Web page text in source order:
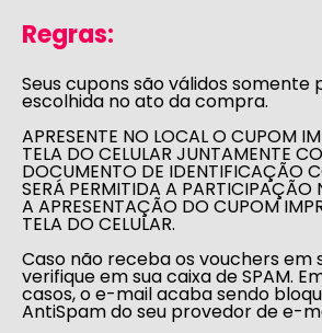
Regras:
Seus cupons são válidos somente
escolhida no ato da compra.
APRESENTE NO LOCAL O CUPOM
TELA DO CELULAR JUNTAMENTE
DOCUMENTO DE IDENTIFICAÇÃO
SERÁ PERMITIDA A PARTICIPAÇÃO
A APRESENTAÇÃO DO CUPOM
TELA DO CELULAR.
Caso não receba os vouchers em
verifique em sua caixa de SPAM.
casos, o e-mail acaba sendo
AntiSpam do seu provedor de e-